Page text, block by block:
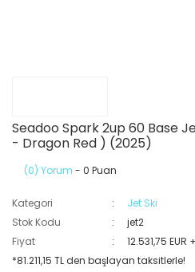
Seadoo Spark 2up 60 Base
- Dragon Red ) (2025)
(0) Yorum - 0 Puan
Kategori
Jet Ski
Stok Kodu
jet2
Fiyat
12.531,75 EUR
*81.211,15 TL den başlayan taksitlerle!